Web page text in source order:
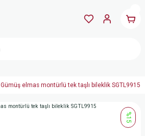
Gümüş elmas montürlü tek taşlı bileklik SGTL9915
%15